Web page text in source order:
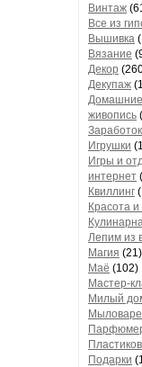
Винтаж
Все из
Вышивка
Вязание
Декор
Декупаж
Домашние
живопись
Заработок
Игрушки
Игры и
интернет
Квиллинг
Красота
Лепим из
Магия (21)
Маё (102)
Мастер-
Милый
Подарки